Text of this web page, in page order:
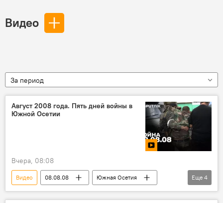
Видео
За период
Август 2008 года. Пять дней войны в
Южной Осетии
Вчера, 08:08
Видео 08.08.08
Южная Осетия
Кавказ
Еще 4